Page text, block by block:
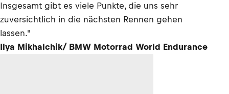
Insgesamt gibt es viele Punkte, die uns sehr
zuversichtlich in die nächsten Rennen gehen
lassen."
Ilya Mikhalchik/ BMW Motorrad World Endurance